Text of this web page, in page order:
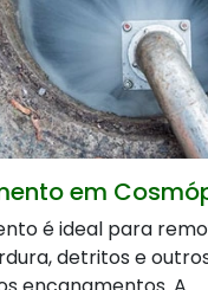
em
é ideal para
detritos e